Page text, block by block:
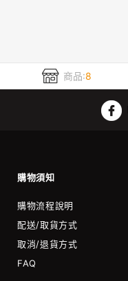
商品:8
購物須知
購物流程說明
配送/取貨方式
取消/退貨方式
FAQ